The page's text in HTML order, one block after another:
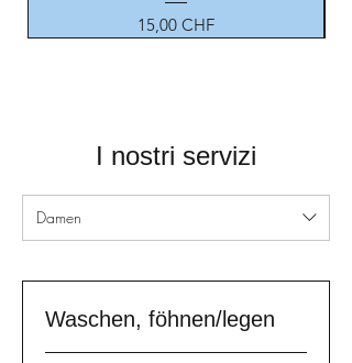
Prezzo
15,00 CHF
I nostri servizi
Damen
Waschen, föhnen/legen